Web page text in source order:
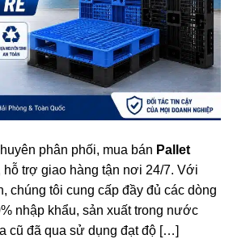
phân phối, mua bán Pallet
hỗ trợ giao hàng tận nơi 24/7. Với
chúng tôi cung cấp đầy đủ các dòng
nhập khẩu, sản xuất trong nước
cũ đã qua sử dụng đạt độ […]